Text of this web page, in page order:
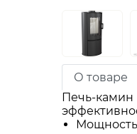
О товаре
Печь-камин
Мощность